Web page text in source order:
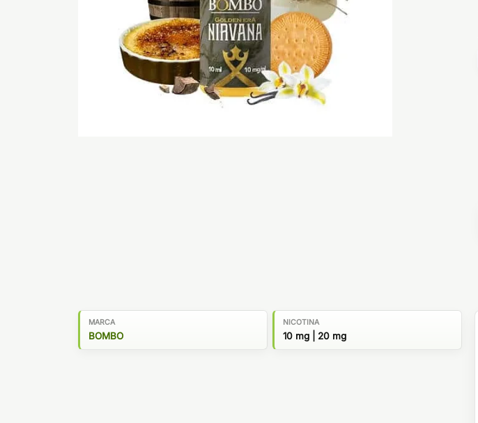
MARCA
BOMBO
NICOTINA
10 mg | 20 mg